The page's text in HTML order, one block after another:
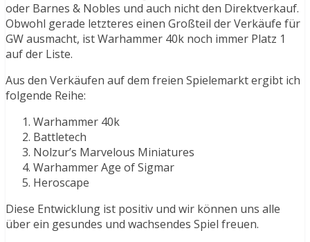
oder Barnes & Nobles und auch nicht den Direktverkauf.
Obwohl gerade letzteres einen Großteil der Verkäufe für
GW ausmacht, ist Warhammer 40k noch immer Platz 1
auf der Liste.
Aus den Verkäufen auf dem freien Spielemarkt ergibt ich
folgende Reihe:
Warhammer 40k
Battletech
Nolzur’s Marvelous Miniatures
Warhammer Age of Sigmar
Heroscape
Diese Entwicklung ist positiv und wir können uns alle
über ein gesundes und wachsendes Spiel freuen.